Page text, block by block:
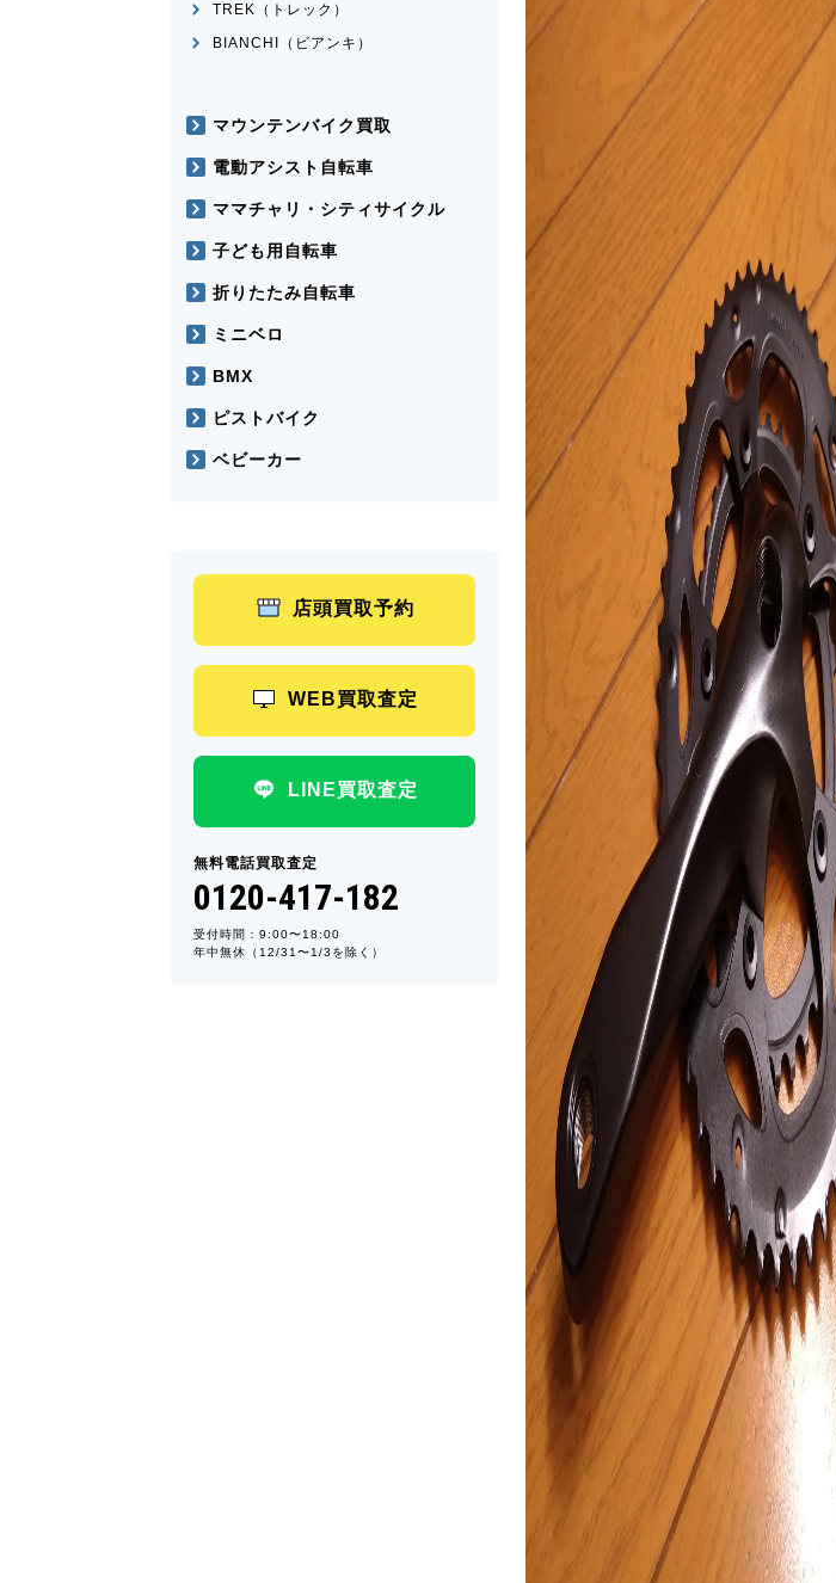
TREK（トレック）
BIANCHI（ビアンキ）
マウンテンバイク買取
電動アシスト自転車
ママチャリ・シティサイクル
子ども用自転車
折りたたみ自転車
ミニベロ
BMX
ピストバイク
ベビーカー
店頭買取予約
WEB買取査定
LINE買取査定
無料電話買取査定
0120-417-182
受付時間：9:00〜18:00
年中無休（12/31〜1/3を除く）